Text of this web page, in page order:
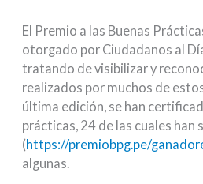
El Premio a las Buenas
otorgado por Ciudadanos al
tratando de visibilizar y
realizados por muchos de
última edición, se han
prácticas, 24 de las cuales han
(https://premiobpg.pe/
algunas.